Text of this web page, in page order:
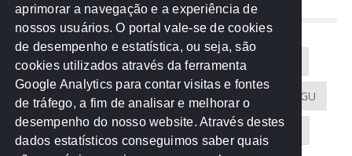
NUVEM DE TAGS
Acontece na Rede AGU AMM
Atricon Audicom CAU-MT CGU
CREA-MT Eventos MPC-MT MPE-MT
aprimorar a navegação e a experiência de
nossos usuários. O portal vale-se de cookies
de desempenho e estatística, ou seja, são
cookies utilizados através da ferramenta
Google Analytics para contar visitas e fontes
de tráfego, a fim de analisar e melhorar o
desempenho do nosso website. Através destes
dados estatísticos conseguimos saber quais